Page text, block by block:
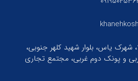
شهرک یاس، بلوار شهید کلهر جنوبی،
و پونک دوم غربی، مجتمع تجاری